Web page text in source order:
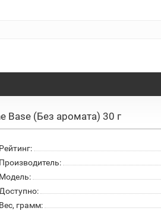
Base (Без аромата) 30 г
Рейтинг:
Производитель:
Модель:
Доступно:
Вес, грамм: